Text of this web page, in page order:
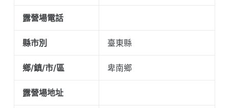
露營場電話
縣市別 臺東縣
鄉/鎮/市/區 卑南鄉
露營場地址